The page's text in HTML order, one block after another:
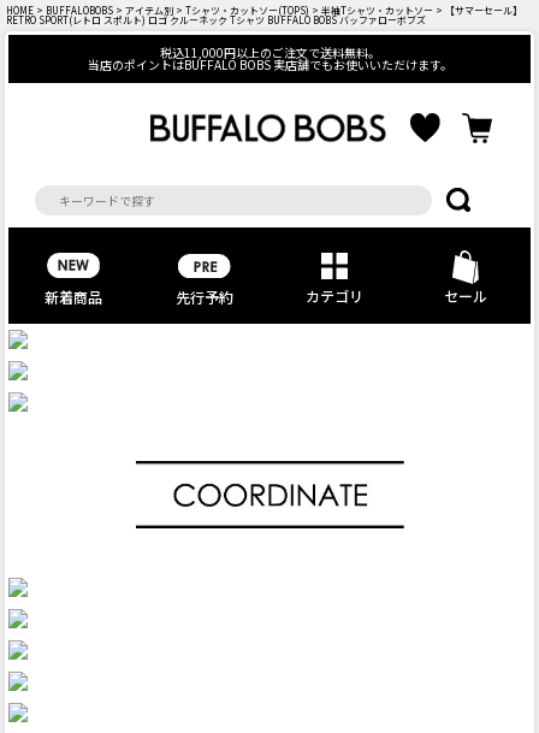
HOME > BUFFALOBOBS > アイテム別 > Tシャツ・カットソー(TOPS) > 半袖Tシャツ・カットソー > 【サマーセール】
RETRO SPORT(レトロ スポルト) ロゴ クルーネック Tシャツ BUFFALO BOBS バッファローボブズ
税込11,000円以上のご注文で送料無料。
当店のポイントはBUFFALO BOBS 実店舗でもお使いいただけます。
新着商品 先行予約 カテゴリ セール